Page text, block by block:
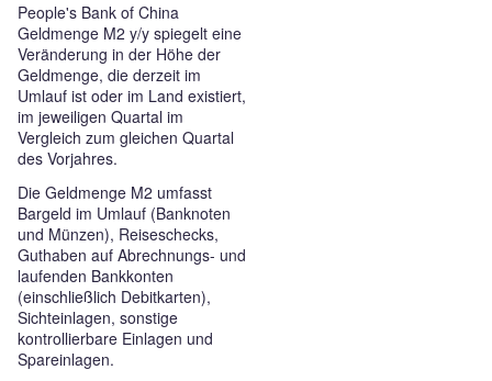
People's Bank of China
Geldmenge M2 y/y spiegelt eine
Veränderung in der Höhe der
Geldmenge, die derzeit im
Umlauf ist oder im Land existiert,
im jeweiligen Quartal im
Vergleich zum gleichen Quartal
des Vorjahres.
Die Geldmenge M2 umfasst
Bargeld im Umlauf (Banknoten
und Münzen), Reiseschecks,
Guthaben auf Abrechnungs- und
laufenden Bankkonten
(einschließlich Debitkarten),
Sichteinlagen, sonstige
kontrollierbare Einlagen und
Spareinlagen.